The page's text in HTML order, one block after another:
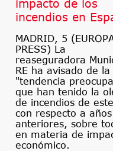
impacto de los
incendios en
MADRID, 5
PRESS) La
reaseguradora
RE ha avisado de la
"tendencia
que han tenido la
de incendios de
con respecto a años
anteriores, sobre
en materia de
económico.